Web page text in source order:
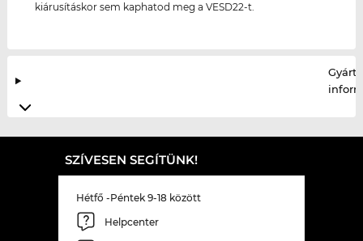
kiárusításkor sem kaphatod meg a VESD22-t.
SZÍVESEN SEGÍTÜNK!
Hétfő -Péntek 9-18 között
Helpcenter